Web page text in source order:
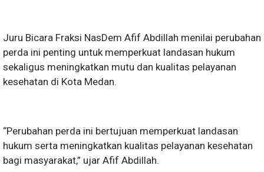
Juru Bicara Fraksi NasDem Afif Abdillah menilai perubahan
perda ini penting untuk memperkuat landasan hukum
sekaligus meningkatkan mutu dan kualitas pelayanan
kesehatan di Kota Medan.
“Perubahan perda ini bertujuan memperkuat landasan
hukum serta meningkatkan kualitas pelayanan kesehatan
bagi masyarakat,” ujar Afif Abdillah.